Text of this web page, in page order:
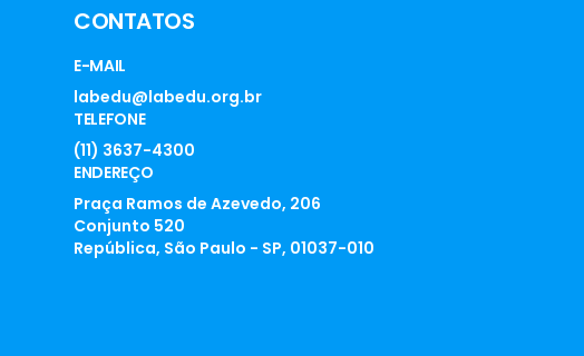
CONTATOS
E-MAIL
labedu@labedu.org.br
TELEFONE
(11) 3637-4300
ENDEREÇO
Praça Ramos de Azevedo, 206
Conjunto 520
República, São Paulo - SP, 01037-010